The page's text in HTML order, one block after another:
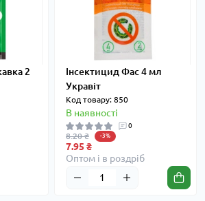
2
Інсектицид Фас 4 мл
Укравіт
Код товару: 850
В наявності
0
8.20 ₴ -3%
7.95 ₴
Оптом і в роздріб